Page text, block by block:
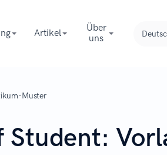
Artikel
Über
uns
Muster
Student: